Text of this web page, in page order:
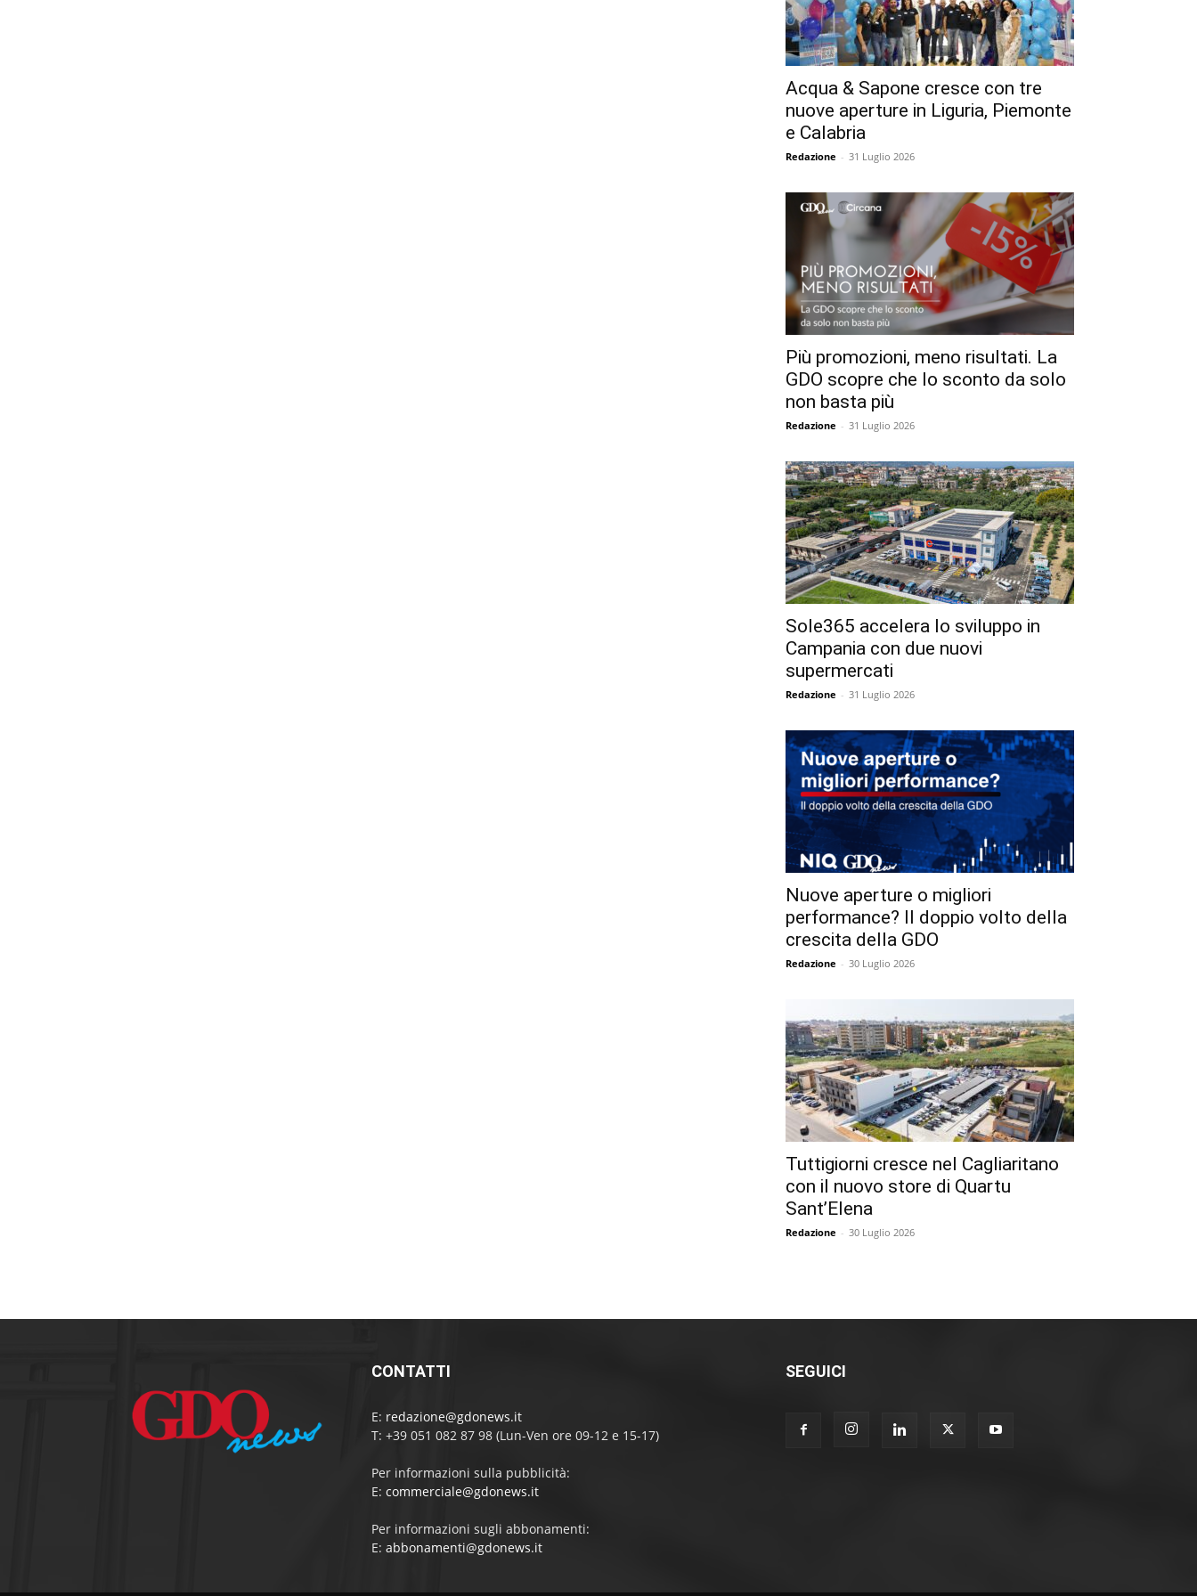
Acqua & Sapone cresce con tre
nuove aperture in Liguria, Piemonte
e Calabria
Redazione - 31 Luglio 2026
Più promozioni, meno risultati. La
GDO scopre che lo sconto da solo
non basta più
Redazione - 31 Luglio 2026
Sole365 accelera lo sviluppo in
Campania con due nuovi
supermercati
Redazione - 31 Luglio 2026
Nuove aperture o migliori
performance? Il doppio volto della
crescita della GDO
Redazione - 30 Luglio 2026
Tuttigiorni cresce nel Cagliaritano
con il nuovo store di Quartu
Sant’Elena
Redazione - 30 Luglio 2026
CONTATTI
E: redazione@gdonews.it
T: +39 051 082 87 98 (Lun-Ven ore 09-12 e 15-17)
Per informazioni sulla pubblicità:
E: commerciale@gdonews.it
Per informazioni sugli abbonamenti:
E: abbonamenti@gdonews.it
SEGUICI